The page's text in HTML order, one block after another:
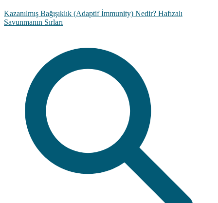
Kazanılmış Bağışıklık (Adaptif İmmunity) Nedir? Hafızalı
Savunmanın Sırları